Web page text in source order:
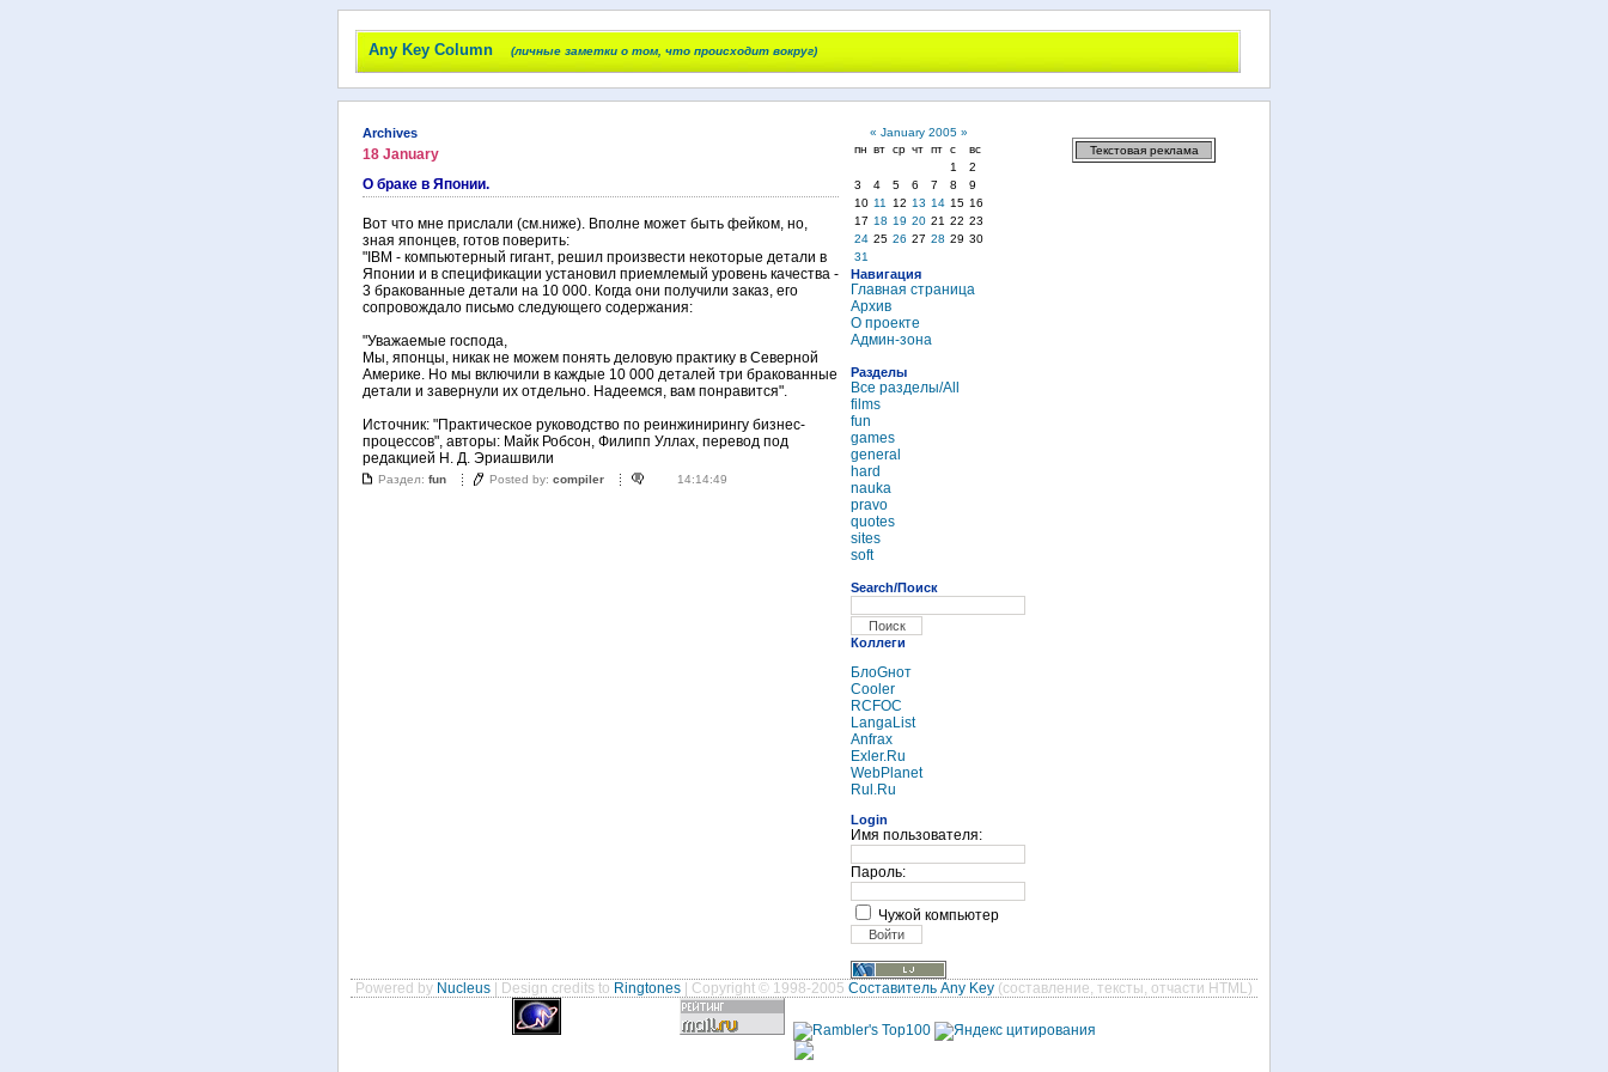
Any Key Column (личные заметки о том, что происходит вокруг)
Archives
18 January
О браке в Японии.
Вот что мне прислали (см.ниже). Вполне может быть фейком, но,
зная японцев, готов поверить:
"IBM - компьютерный гигант, решил произвести некоторые детали в
Японии и в спецификации установил приемлемый уровень качества -
3 бракованные детали на 10 000. Когда они получили заказ, его
сопровождало письмо следующего содержания:
"Уважаемые господа,
Мы, японцы, никак не можем понять деловую практику в Северной
Америке. Но мы включили в каждые 10 000 деталей три бракованные
детали и завернули их отдельно. Надеемся, вам понравится".
Источник: "Практическое руководство по реинжинирингу бизнес-
процессов", авторы: Майк Робсон, Филипп Уллах, перевод под
редакцией Н. Д. Эриашвили
Раздел: fun Posted by: compiler 14:14:49
« January 2005 »
пн вт ср чт пт с
вс
1
2
3
4 5 6 7 8
9
10 11 12 13 14 15 16
17 18 19 20 21 22 23
24 25 26 27 28 29 30
31
Навигация
Главная страница
Архив
О проекте
Админ-зона
Разделы
Все разделы/All
films
fun
games
general
hard
nauka
pravo
quotes
sites
soft
Search/Поиск
Коллеги
БлоGнот
Cooler
RCFOC
LangaList
Anfrax
Exler.Ru
WebPlanet
Rul.Ru
Login
Имя пользователя:
Пароль:
Чужой компьютер
Текстовая реклама
Powered by Nucleus | Design credits to Ringtones | Copyright © 1998-2005 Составитель Any Key (составление, тексты, отчасти HTML)